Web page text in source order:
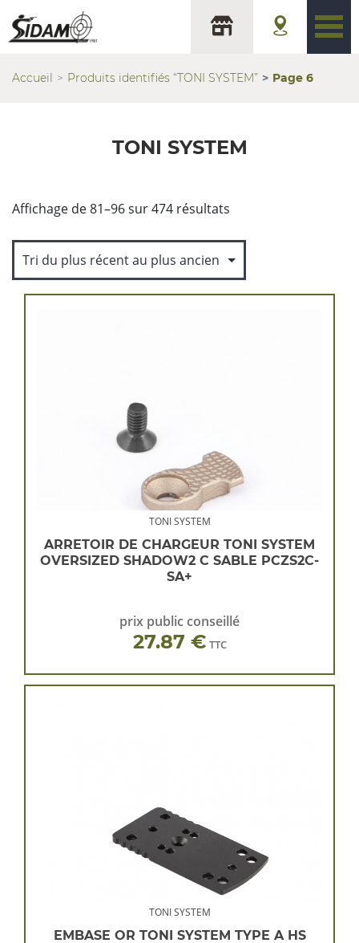
Accueil Produits identifiés “TONI SYSTEM” Page 6
TONI SYSTEM
Affichage de 81–96 sur 474 résultats
au
TONI SYSTEM
ARRETOIR DE CHARGEUR TONI SYSTEM
OVERSIZED SHADOW2 C SABLE PCZS2C-
SA+
prix public conseillé
27.87 € TTC
TONI SYSTEM
EMBASE OR TONI SYSTEM TYPE A HS